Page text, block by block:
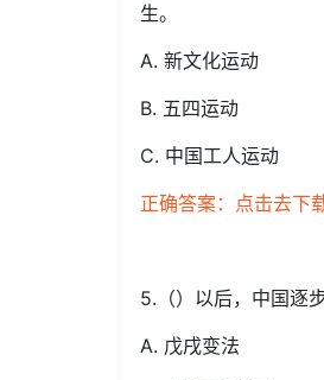
生。
A. 新文化运动
B. 五四运动
C. 中国工人运动
正确答案：点击去下
5.（）以后，中国逐
A. 戊戌变法